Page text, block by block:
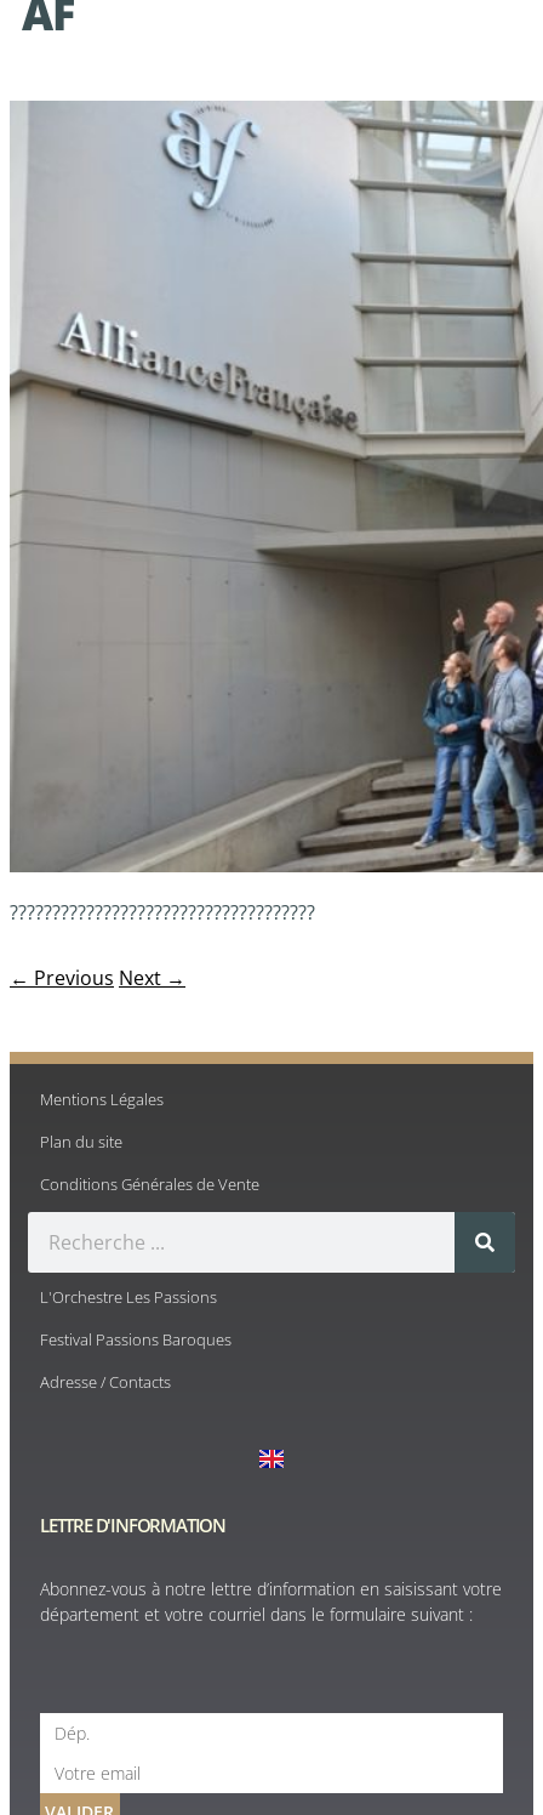
AF
????????????????????????????????????
← Previous Next →
Mentions Légales
Plan du site
Conditions Générales de Vente
L'Orchestre Les Passions
Festival Passions Baroques
Adresse / Contacts
LETTRE D'INFORMATION
Abonnez-vous à notre lettre d’information en saisissant votre
département et votre courriel dans le formulaire suivant :